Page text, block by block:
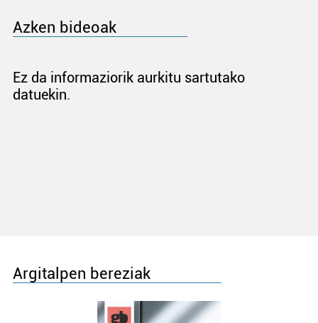
Azken bideoak
Ez da informaziorik aurkitu sartutako
datuekin.
Argitalpen bereziak